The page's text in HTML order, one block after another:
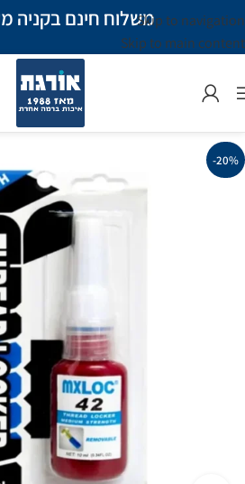
Skip to navigation
Skip to main content
משלוח חינם בקניה מעל
-20%